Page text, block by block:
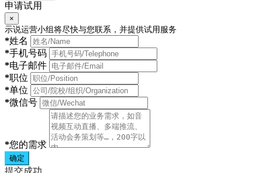
申请试用
×
示说运营小组将尽快与您联系，并提供试用服务
*姓名
*手机号码
*电子邮件
*职位
*单位
*微信号
*您的需求
确定